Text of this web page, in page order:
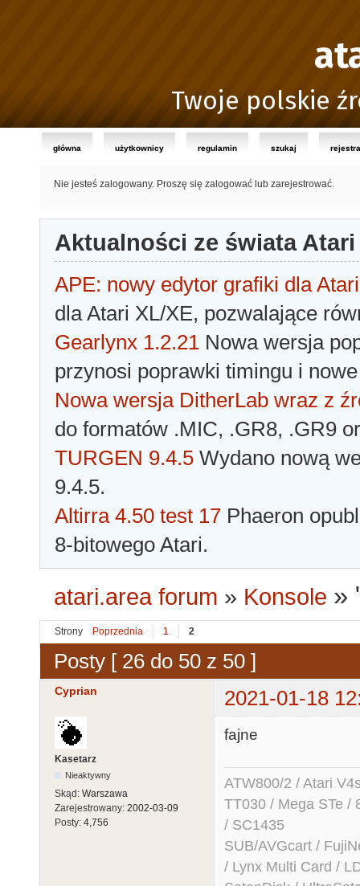
Twoje polskie
główna użytkownicy regulamin szukaj
Nie jesteś zalogowany. Proszę się zalogować lub zarejestrować.
Aktualności ze świata Atari
APE: nowy edytor grafiki dla Atari
dla Atari XL/XE, pozwalające
Gearlynx 1.2.21 Nowa wersja
przynosi poprawki timingu i
Nowa wersja DitherLab wraz z
do formatów .MIC, .GR8, .GR9
TURGEN 9.4.5 Wydano nową
9.4.5.
Altirra 4.50 test 17 Phaeron
8-bitowego Atari.
atari.area forum » Konsole »
Strony Poprzednia 1 2
Posty [ 26 do 50 z 50 ]
Cyprian 2021-01-18
Kasetarz
Nieaktywny
Skąd: Warszawa
Zarejestrowany: 2002-03-09
Posty: 4,756
fajne
ATW800/2 / Atari
TT030 / Mega STe /
/ SC1435
SUB/AVGcart /
/ Lynx Multi Card /